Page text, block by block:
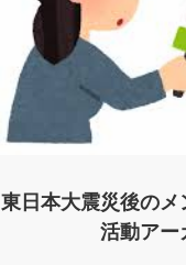
東日本大震災後の
活動アー